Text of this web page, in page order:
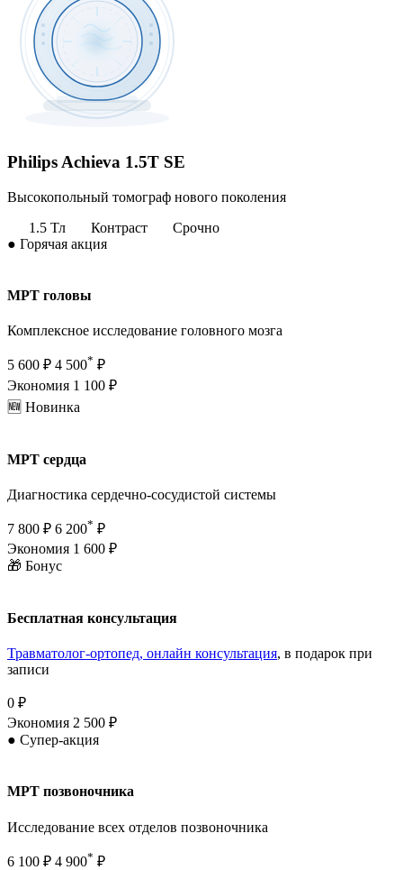
Philips Achieva 1.5T SE
Высокопольный томограф нового поколения
1.5 Тл
Контраст
Срочно
● Горячая акция
МРТ головы
Комплексное исследование головного мозга
5 600 ₽ 4 500* ₽
Экономия 1 100 ₽
🆕 Новинка
МРТ сердца
Диагностика сердечно-сосудистой системы
7 800 ₽ 6 200* ₽
Экономия 1 600 ₽
🎁 Бонус
Бесплатная консультация
Травматолог-ортопед, онлайн консультация, в подарок при
записи
0 ₽
Экономия 2 500 ₽
● Супер-акция
МРТ позвоночника
Исследование всех отделов позвоночника
6 100 ₽ 4 900* ₽